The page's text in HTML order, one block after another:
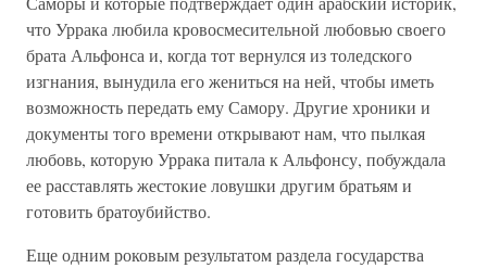
что Уррака любила кровосмесительной любовью своего
брата Альфонса и, когда тот вернулся из толедского
изгнания, вынудила его жениться на ней, чтобы иметь
возможность передать ему Самору. Другие хроники и
документы того времени открывают нам, что пылкая
любовь, которую Уррака питала к Альфонсу, побуждала
ее расставлять жестокие ловушки другим братьям и
готовить братоубийство.
Еще одним роковым результатом раздела государства